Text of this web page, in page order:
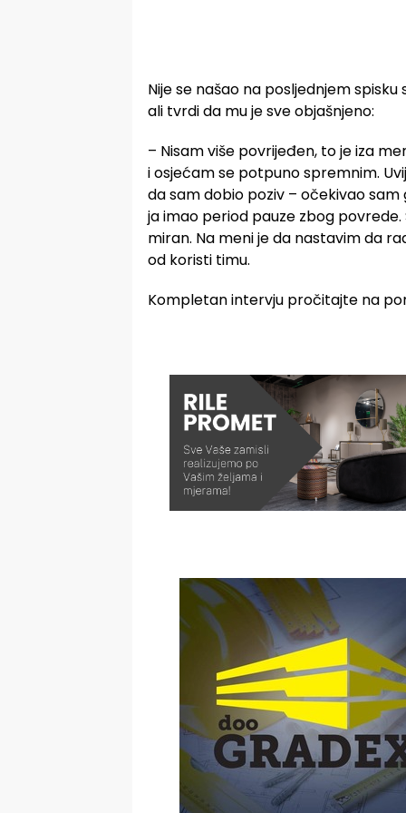
Nije se našao na posljednjem
ali tvrdi da mu je sve objašnjeno:
– Nisam više povrijeđen, to je iza
i osjećam se potpuno spremnim.
da sam dobio poziv – očekivao
ja imao period pauze zbog
miran. Na meni je da nastavim da
od koristi timu.
Kompletan intervju pročitajte na